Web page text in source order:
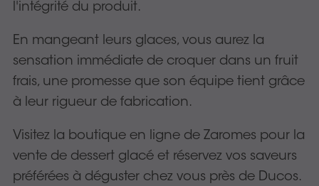
l'intégrité du produit.
En mangeant leurs glaces, vous aurez la
sensation immédiate de croquer dans un fruit
frais, une promesse que son équipe tient grâce
à leur rigueur de fabrication.
Visitez la boutique en ligne de Zaromes pour la
vente de dessert glacé et réservez vos saveurs
préférées à déguster chez vous près de Ducos.